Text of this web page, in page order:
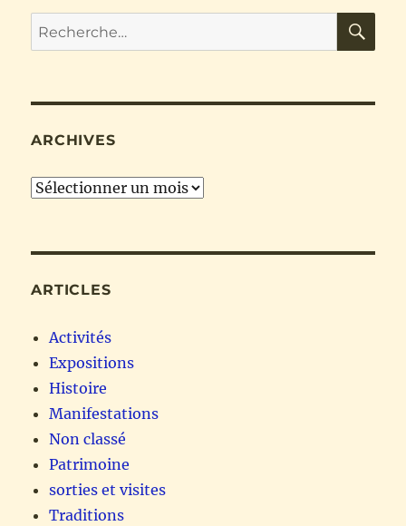
Recherche
pour :
ARCHIVES
Archives
ARTICLES
Activités
Expositions
Histoire
Manifestations
Non classé
Patrimoine
sorties et visites
Traditions